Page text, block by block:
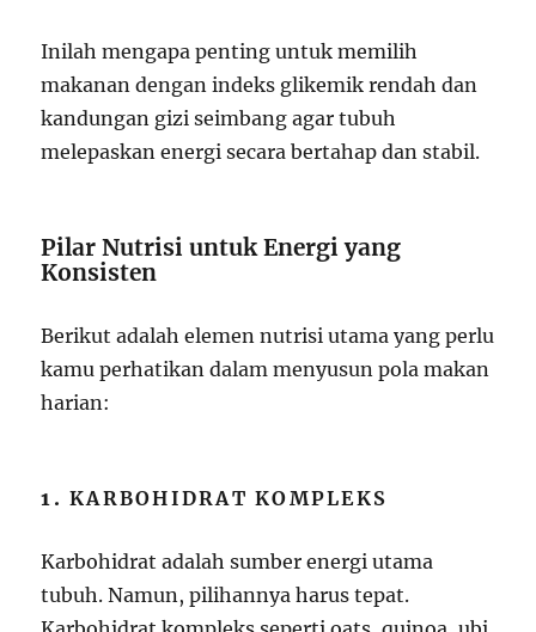
Inilah mengapa penting untuk memilih
makanan dengan indeks glikemik rendah dan
kandungan gizi seimbang agar tubuh
melepaskan energi secara bertahap dan stabil.
Pilar Nutrisi untuk Energi yang
Konsisten
Berikut adalah elemen nutrisi utama yang perlu
kamu perhatikan dalam menyusun pola makan
harian:
1.KARBOHIDRAT KOMPLEKS
Karbohidrat adalah sumber energi utama
tubuh. Namun, pilihannya harus tepat.